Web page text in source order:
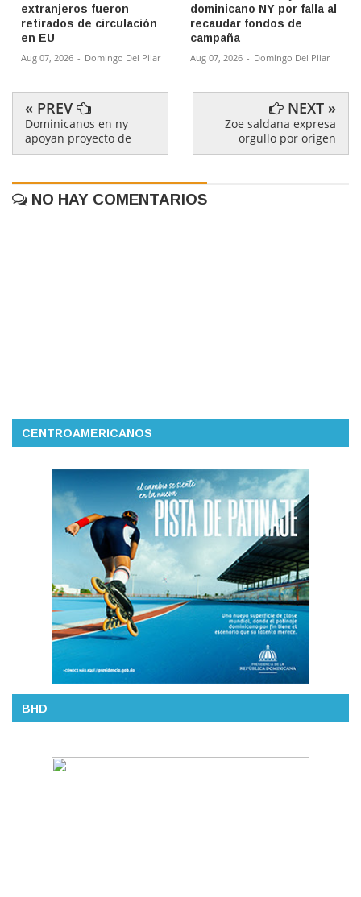
extranjeros fueron
retirados de circulación
en EU
Aug 07, 2026 - Domingo Del Pilar
dominicano NY por falla al
recaudar fondos de
campaña
Aug 07, 2026 - Domingo Del Pilar
« PREV
Dominicanos en ny
apoyan proyecto de
NEXT »
Zoe saldana expresa
orgullo por origen
NO HAY COMENTARIOS
CENTROAMERICANOS
BHD